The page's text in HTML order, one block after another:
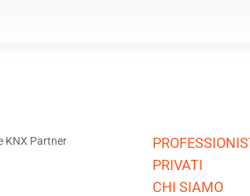
KNX Partner
PRIVATI
CHI SIAMO